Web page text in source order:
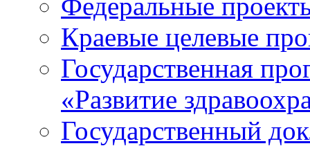
Краевые целевые
Государственная
«Развитие
Государственный